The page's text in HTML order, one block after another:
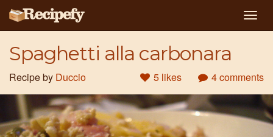
Spaghetti alla carbonara
5 likes 4 comments
Recipe by Duccio